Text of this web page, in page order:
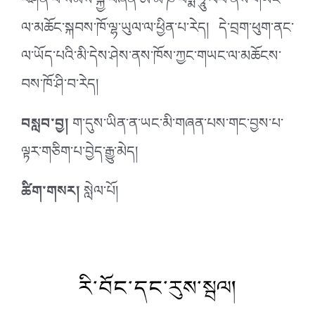
ལ་མཆོང་སྐབས་ཁོ་ལྷ་ཡུལ་ལ་ཕྱིན་པ་རེད། དེ་བྲག་ཕུག་ནང་
ལ་ཡོད་པའི་མི་དེས་ཤེས་ནས་ཁོས་ཀྱང་གཡང་ལ་མཆོངས་
བས་ཁོ་ཤི་བ་རེད།
བསླབ་བྱ།ག་དུས་ཡིན་ན་ཡང་མི་གཞན་པས་གང་བྱས་པ་
ལྟར་གཅིག་པ་བྱེད་རྒྱུ་མེད།
ཚིག་གསར།སླེལ་པོ།
རི་བོང་དང་རུས་སྦལ།